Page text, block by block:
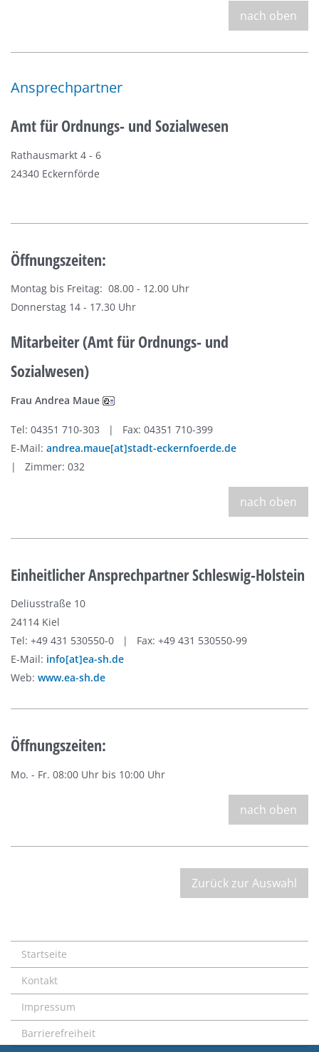
nach oben
Ansprechpartner
Amt für Ordnungs- und Sozialwesen
Rathausmarkt 4 - 6
24340 Eckernförde
Öffnungszeiten:
Montag bis Freitag: 08.00 - 12.00 Uhr
Donnerstag 14 - 17.30 Uhr
Mitarbeiter (Amt für Ordnungs- und
Sozialwesen)
Frau Andrea Maue
Tel: 04351 710-303 | Fax: 04351 710-399
E-Mail: andrea.maue[at]stadt-eckernfoerde.de
| Zimmer: 032
nach oben
Einheitlicher Ansprechpartner Schleswig-Holstein
Deliusstraße 10
24114 Kiel
Tel: +49 431 530550-0 | Fax: +49 431 530550-99
E-Mail: info[at]ea-sh.de
Web: www.ea-sh.de
Öffnungszeiten:
Mo. - Fr. 08:00 Uhr bis 10:00 Uhr
nach oben
Zurück zur Auswahl
Startseite
Kontakt
Impressum
Barrierefreiheit